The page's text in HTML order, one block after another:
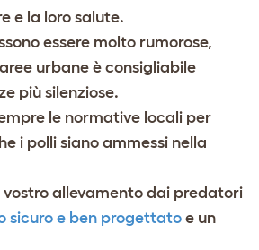
e la loro salute.
essere molto rumorose,
urbane è consigliabile
più silenziose.
le normative locali per
i polli siano ammessi nella
allevamento dai predatori
sicuro e ben progettato e un